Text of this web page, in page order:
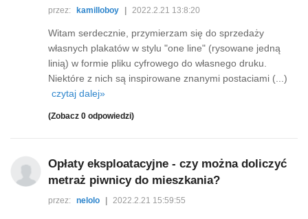
przez: kamilloboy 2022.2.21 13:8:20
Witam serdecznie, przymierzam się do sprzedaży
własnych plakatów w stylu "one line" (rysowane jedną
linią) w formie pliku cyfrowego do własnego druku.
Niektóre z nich są inspirowane znanymi postaciami (...)
czytaj dalej»
(Zobacz 0 odpowiedzi)
Opłaty eksploatacyjne - czy można doliczyć
metraż piwnicy do mieszkania?
przez: nelolo 2022.2.21 15:59:55